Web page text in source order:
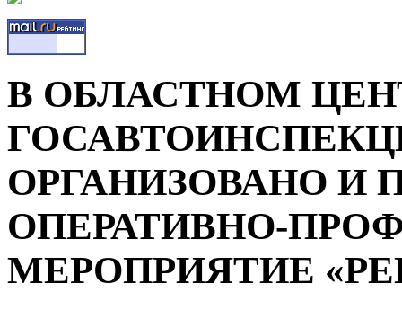
В ОБЛАСТНОМ
ОРГАНИЗОВАНО И
ОПЕРАТИВНО-
МЕРОПРИЯТИЕ